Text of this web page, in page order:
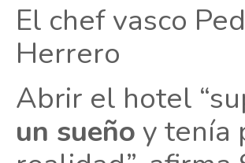
El chef vasco
Herrero
Abrir el hotel
un sueño y tenía